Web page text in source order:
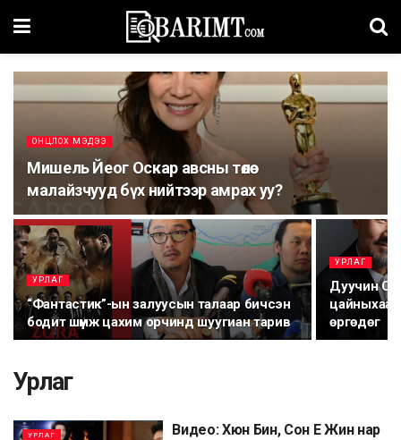
ОНЦЛОХ МЭДЭЭ
Мишель Йеог Оскар авсны төлөө
малайзчууд бүх нийтээр амрах уу?
УРЛАГ
“Фантастик”-ын залуусын талаар бичсэн
бодит шүүмж цахим орчинд шуугиан тарив
УРЛАГ
Дуучин
цайныхаа
ѳргѳдѳг
Урлаг
УРЛАГ
Видео: Хюн Бин, Сон Е Жин нар